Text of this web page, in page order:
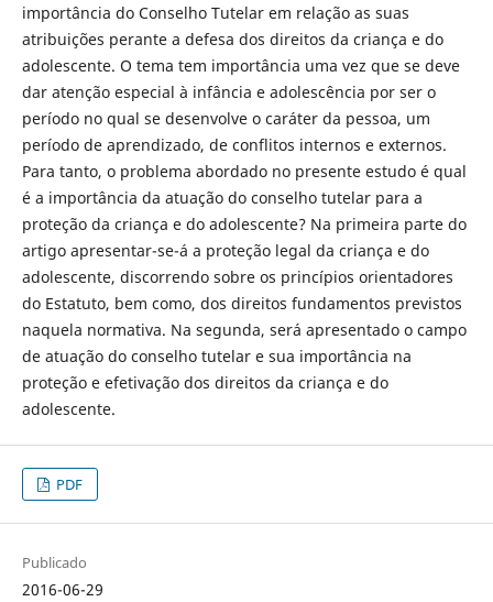
importância do Conselho Tutelar em relação as suas
atribuições perante a defesa dos direitos da criança e do
adolescente. O tema tem importância uma vez que se deve
dar atenção especial à infância e adolescência por ser o
período no qual se desenvolve o caráter da pessoa, um
período de aprendizado, de conflitos internos e externos.
Para tanto, o problema abordado no presente estudo é qual
é a importância da atuação do conselho tutelar para a
proteção da criança e do adolescente? Na primeira parte do
artigo apresentar-se-á a proteção legal da criança e do
adolescente, discorrendo sobre os princípios orientadores
do Estatuto, bem como, dos direitos fundamentos previstos
naquela normativa. Na segunda, será apresentado o campo
de atuação do conselho tutelar e sua importância na
proteção e efetivação dos direitos da criança e do
adolescente.
PDF
Publicado
2016-06-29